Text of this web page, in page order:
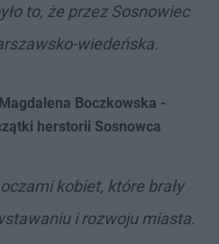
to, że przez Sosnowiec
wiedeńska.
Boczkowska -
herstorii Sosnowca
kobiet, które brały
i rozwoju miasta.